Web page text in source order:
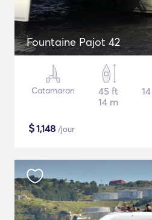
Fountaine Pajot 42
Catamaran
45 ft
14 m
$1,148 /jour